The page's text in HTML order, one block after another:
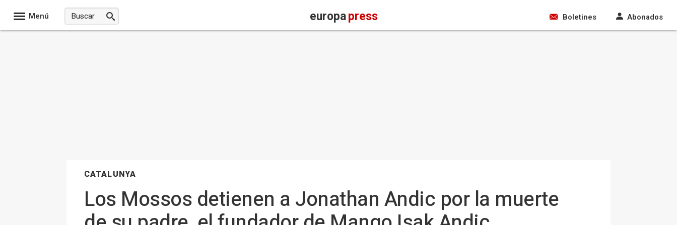
Menú europapress Boletines Abonados
CATALUNYA
Los Mossos detienen a Jonathan Andic por la muerte